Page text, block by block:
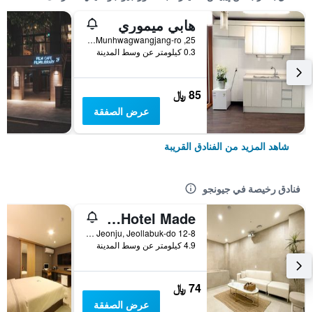
هابي ميموري
25, Munhwagwangjang-ro, جيونجو, كوريا الجنوبية
0.3 كيلومتر عن وسط المدينة
85 ﷼
عرض الصفقة
شاهد المزيد من الفنادق القريبة
فنادق رخيصة في جيونجو
Jeonju Sanjeongdong Hotel Made
12-8 Sanjeong 2-Gil, Deokjin-gu, Jeonju, Jeollabuk-do, جيونجو, كوريا الجنوبية
4.9 كيلومتر عن وسط المدينة
74 ﷼
عرض الصفقة